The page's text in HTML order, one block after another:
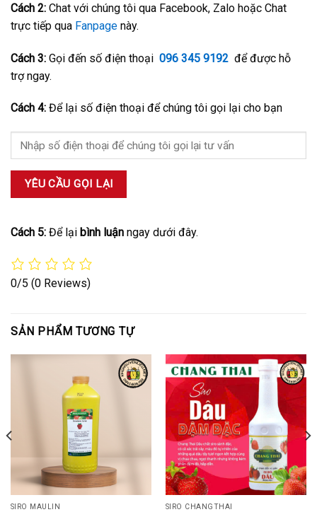
Cách 2: Chat với chúng tôi qua Facebook, Zalo hoặc Chat
trực tiếp qua Fanpage này.
Cách 3: Gọi đến số điện thoại 096 345 9192 để được hỗ
trợ ngay.
Cách 4: Để lại số điện thoại để chúng tôi gọi lại cho bạn
Cách 5: Để lại bình luận ngay dưới đây.
0/5 (0 Reviews)
SẢN PHẨM TƯƠNG TỰ
SIRO MAULIN SIRO CHANGTHAI